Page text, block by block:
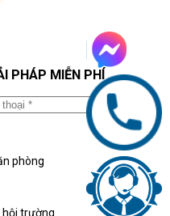
PHÁP MIỄN PHÍ
phòng
hội trường